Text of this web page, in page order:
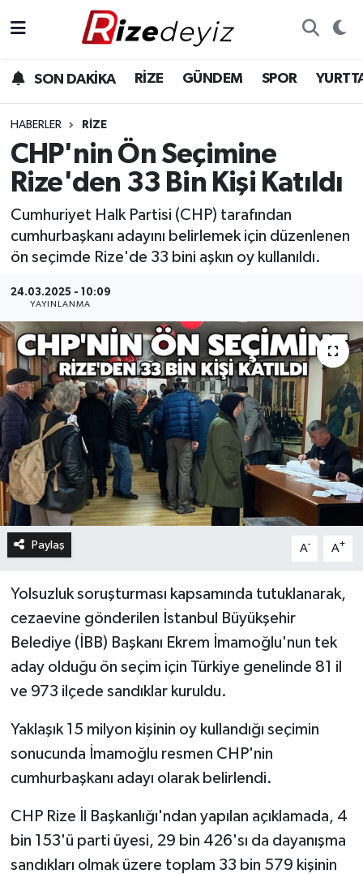
SON DAKİKA RİZE GÜNDEM SPOR
HABERLER RIZE
CHP'nin Ön Seçimine
Rize'den 33 Bin Kişi Katıldı
Cumhuriyet Halk Partisi (CHP) tarafından
cumhurbaşkanı adayını belirlemek için düzenlenen
ön seçimde Rize'de 33 bini aşkın oy kullanıldı.
24.03.2025 - 10:09
YAYINLANMA
Paylaş A- A+
Yolsuzluk soruşturması kapsamında tutuklanarak,
cezaevine gönderilen İstanbul Büyükşehir
Belediye (İBB) Başkanı Ekrem İmamoğlu'nun tek
aday olduğu ön seçim için Türkiye genelinde 81 il
ve 973 ilçede sandıklar kuruldu.
Yaklaşık 15 milyon kişinin oy kullandığı seçimin
sonucunda İmamoğlu resmen CHP'nin
cumhurbaşkanı adayı olarak belirlendi.
CHP Rize İl Başkanlığı'ndan yapılan açıklamada, 4
bin 153'ü parti üyesi, 29 bin 426'sı da dayanışma
sandıkları olmak üzere toplam 33 bin 579 kişinin
Gündem
Yurttan Haberler
Ekonomi
Teknoloji
Sağlık
Rize Hava Durumu
Rize Trafik Yoğunluk Haritası
Süper Lig Puan Durumu ve Fikstür
Tüm Manşetler
Son Dakika Haberleri
Haber Arşivi